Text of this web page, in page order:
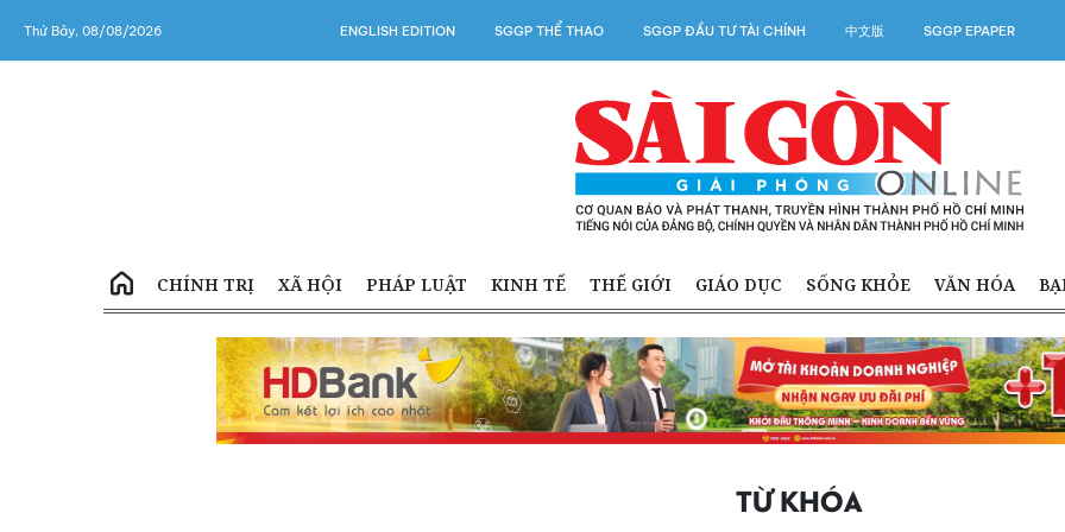
Thứ Bảy, 08/08/2026 ENGLISH EDITION SGGP THỂ THAO SGGP ĐẦU TƯ TÀI CHÍNH 中文版 SGGP EPAPER
CHÍNH TRỊ XÃ HỘI PHÁP LUẬT KINH TẾ THẾ GIỚI GIÁO DỤC SỐNG KHỎE VĂN HÓA
TỪ KHÓA